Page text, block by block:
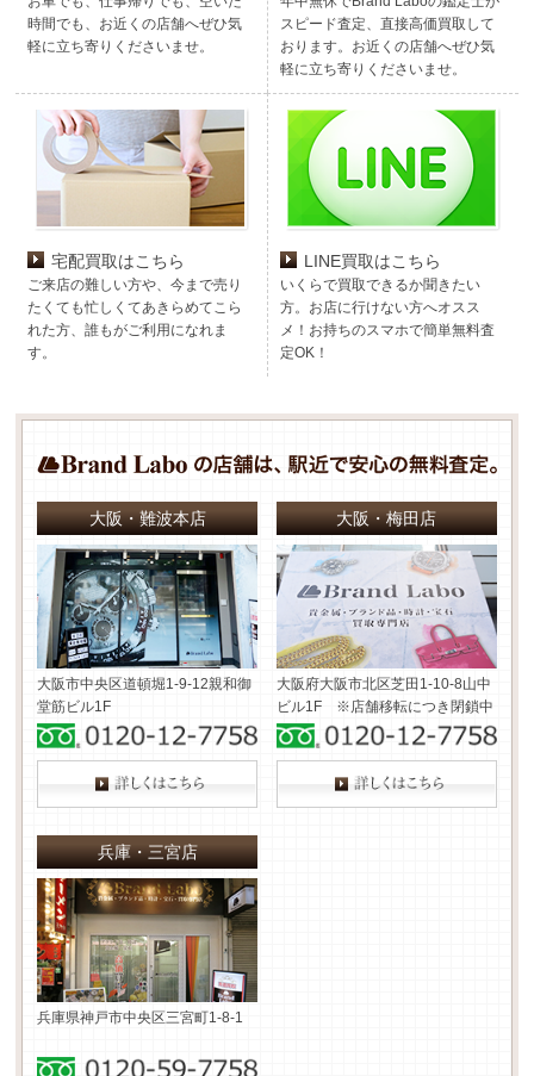
時間でも、お近くの店舗へぜひ気
軽に立ち寄りくださいませ。
スピード査定、直接高価買取して
おります。お近くの店舗へぜひ気
軽に立ち寄りくださいませ。
宅配買取はこちら
ご来店の難しい方や、今まで売り
たくても忙しくてあきらめてこら
れた方、誰もがご利用になれま
す。
LINE買取はこちら
いくらで買取できるか聞きたい
方。お店に行けない方へオスス
メ！お持ちのスマホで簡単無料査
定OK！
大阪・難波本店
大阪市中央区道頓堀1-9-12親和御
堂筋ビル1F
大阪・梅田店
大阪府大阪市北区芝田1-10-8山中
ビル1F ※店舗移転につき閉鎖中
兵庫・三宮店
兵庫県神戸市中央区三宮町1-8-1